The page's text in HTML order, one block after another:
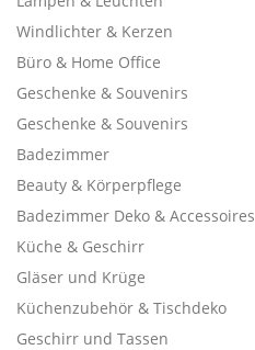
Windlichter & Kerzen
Büro & Home Office
Geschenke & Souvenirs
Geschenke & Souvenirs
Badezimmer
Beauty & Körperpflege
Badezimmer Deko & Accessoires
Küche & Geschirr
Gläser und Krüge
Küchenzubehör & Tischdeko
Geschirr und Tassen